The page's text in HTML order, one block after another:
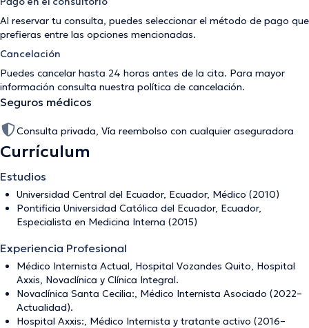
Al reservar tu consulta, puedes seleccionar el método de pago que
prefieras entre las opciones mencionadas.
Cancelación
Puedes cancelar hasta 24 horas antes de la cita. Para mayor
información consulta nuestra política de cancelación.
Seguros médicos
Consulta privada, Vía reembolso con cualquier aseguradora
Currículum
Estudios
Universidad Central del Ecuador, Ecuador, Médico (2010)
Pontificia Universidad Católica del Ecuador, Ecuador,
Especialista en Medicina Interna (2015)
Experiencia Profesional
Médico Internista Actual, Hospital Vozandes Quito, Hospital
Axxis, Novaclínica y Clínica Integral.
Novaclínica Santa Cecilia:, Médico Internista Asociado (2022–
Actualidad).
Hospital Axxis:, Médico Internista y tratante activo (2016–